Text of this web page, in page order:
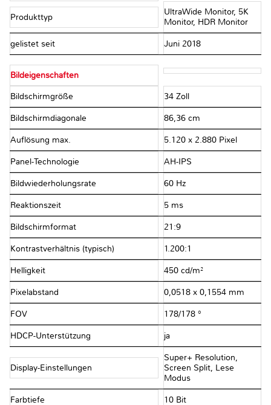
Produkttyp
UltraWide Monitor, 5K
Monitor, HDR Monitor
gelistet seit Juni 2018
Bildeigenschaften
Bildschirmgröße 34 Zoll
Bildschirmdiagonale 86,36 cm
Auflösung max. 5.120 x 2.880 Pixel
Panel-Technologie AH-IPS
Bildwiederholungsrate 60 Hz
Reaktionszeit 5 ms
Bildschirmformat 21:9
Kontrastverhältnis (typisch) 1.200:1
Helligkeit 450 cd/m²
Pixelabstand 0,0518 x 0,1554 mm
FOV 178/178 °
HDCP-Unterstützung ja
Display-Einstellungen
Super+ Resolution,
Screen Split, Lese
Modus
Farbtiefe 10 Bit